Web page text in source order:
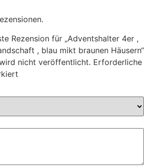
Rezension für „Adventshalter 4er ,
, blau mikt braunen Häusern“
nicht veröffentlicht. Erforderliche